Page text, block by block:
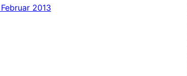
Februar 2013